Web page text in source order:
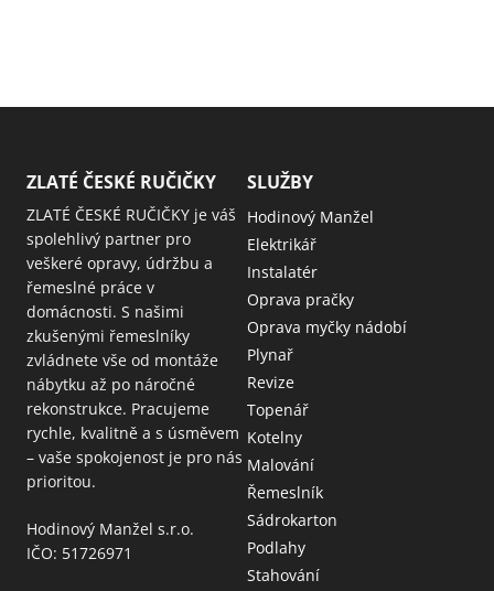
ZLATÉ ČESKÉ RUČIČKY
ZLATÉ ČESKÉ RUČIČKY je váš
spolehlivý partner pro
veškeré opravy, údržbu a
řemeslné práce v
domácnosti. S našimi
zkušenými řemeslníky
zvládnete vše od montáže
nábytku až po náročné
rekonstrukce. Pracujeme
rychle, kvalitně a s úsměvem
– vaše spokojenost je pro nás
prioritou.
Hodinový Manžel s.r.o.
IČO: 51726971
SLUŽBY
Hodinový Manžel
Elektrikář
Instalatér
Oprava pračky
Oprava myčky nádobí
Plynař
Revize
Topenář
Kotelny
Malování
Řemeslník
Sádrokarton
Podlahy
Stahování